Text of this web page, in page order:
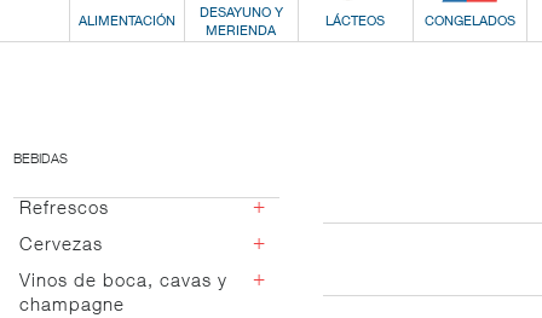
ALIMENTACIÓN
DESAYUNO Y
MERIENDA
LÁCTEOS CONGELADOS
BEBIDAS
Refrescos +
Cola
Naranja
Limón
Cervezas +
Lager
Especial
Vinos de boca, cavas y
champagne
+